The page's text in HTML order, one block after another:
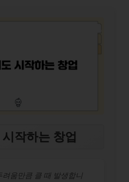
작하는 창업
려움만큼 클 때 발생합니